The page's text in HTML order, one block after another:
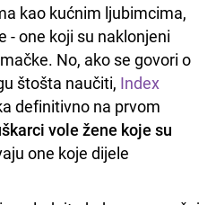
kao kućnim ljubimcima,
- one koji su naklonjeni
No, ako se govori o
štošta naučiti, Index
definitivno na prvom
vole žene koje su
one koje dijele